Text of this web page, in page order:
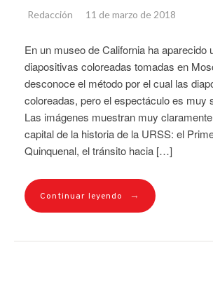
Redacción 11 de marzo de 2018
En un museo de California ha aparecido
diapositivas coloreadas tomadas en
desconoce el método por el cual las
coloreadas, pero el espectáculo es muy
Las imágenes muestran muy
capital de la historia de la URSS: el
Quinquenal, el tránsito hacia […]
Continuar leyendo →